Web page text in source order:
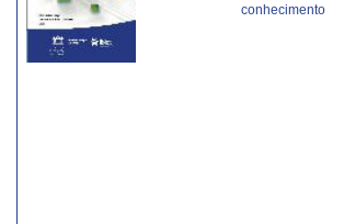
conhecimento